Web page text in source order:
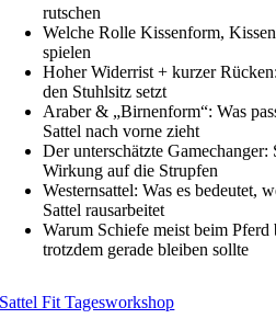
rutschen
Welche Rolle Kissenform,
spielen
Hoher Widerrist + kurzer
den Stuhlsitz setzt
Araber & „Birnenform“: Was
Sattel nach vorne zieht
Der unterschätzte
Wirkung auf die Strupfen
Westernsattel: Was es bedeutet,
Sattel rausarbeitet
Warum Schiefe meist beim
trotzdem gerade bleiben sollte
Sattel Fit Tagesworkshop